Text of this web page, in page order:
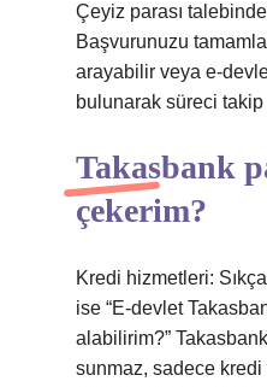
Çeyiz parası
Başvurunuzu
arayabilir veya e-
bulunarak süreci
Takasbank
çekerim?
Kredi hizmetleri:
ise “E-devlet
alabilirim?”
sunmaz, sadece kredi